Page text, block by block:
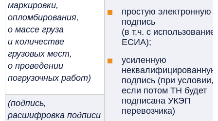
простую электронную
подпись
(в т.ч. с
ЕСИА);
усиленную
неквалифицированную
подпись (при условии,
если потом ТН будет
подписана УКЭП
перевозчика)
маркировки,
опломбирования,
о массе груза
и количестве
грузовых мест,
о проведении
погрузочных работ)
(подпись,
расшифровка подписи